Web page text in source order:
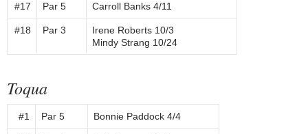
#17 Par 5 Carroll Banks 4/11
#18 Par 3
Irene Roberts 10/3
Mindy Strang 10/24
Toqua
#1 Par 5 Bonnie Paddock 4/4